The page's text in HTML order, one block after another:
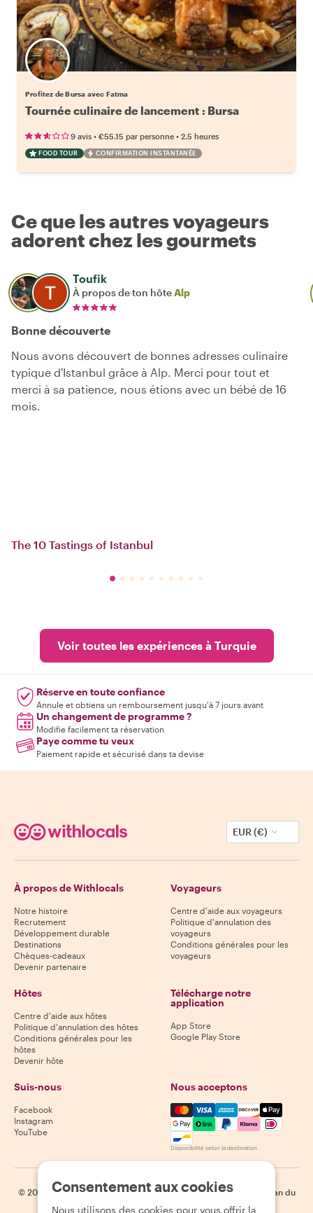
Profitez de Bursa avec Fatma
Tournée culinaire de lancement : Bursa
9 avis • €55.15 par personne • 2.5 heures
FOOD TOUR CONFIRMATION INSTANTANÉE
Ce que les autres voyageurs
adorent chez les gourmets
Toufik
À propos de ton hôteAlp
Bonne découverte
Nous avons découvert de bonnes adresses culinaire
typique d'Istanbul grâce à Alp. Merci pour tout et
merci à sa patience, nous étions avec un bébé de 16
mois.
The 10 Tastings of Istanbul
Voir toutes les expériences à Turquie
Réserve en toute confiance
Annule et obtiens un remboursement jusqu'à 7 jours avant
Un changement de programme ?
Modifie facilement ta réservation
Paye comme tu veux
Paiement rapide et sécurisé dans ta devise
EUR (€)
À propos de Withlocals
Notre histoire
Recrutement
Développement durable
Destinations
Chèques-cadeaux
Devenir partenaire
Voyageurs
Centre d'aide aux voyageurs
Politique d'annulation des
voyageurs
Conditions générales pour les
voyageurs
Hôtes
Centre d'aide aux hôtes
Politique d'annulation des hôtes
Conditions générales pour les
hôtes
Devenir hôte
Télécharge notre
application
App Store
Google Play Store
Suis-nous
Facebook
Instagram
YouTube
Nous acceptons
Mastercard, Visa, Amex,
Disponibilité selon la destination
© 2026 Withlocals.com | Politique de confidentialité | Cookies
Plan du
site
Consentement aux cookies
Nous utilisons des cookies pour vous offrir la